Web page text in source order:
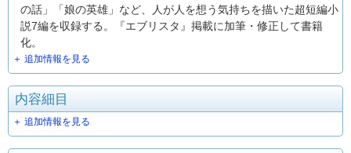
の話」「娘の英雄」など、人が人を想う気持ちを描いた超短編小
説7編を収録する。『エブリスタ』掲載に加筆・修正して書籍
化。
＋ 追加情報を見る
内容細目
＋ 追加情報を見る